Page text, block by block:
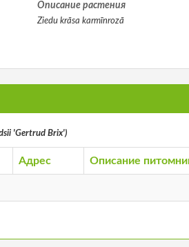
Описание растения
Ziedu krāsa karmīnrozā
'Gertrud Brix')
Адрес Описание